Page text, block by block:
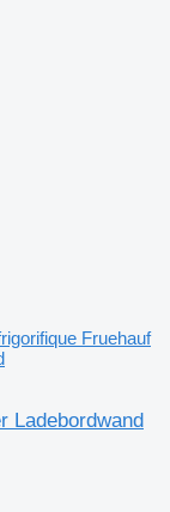
Fruehauf
Ladebordwand